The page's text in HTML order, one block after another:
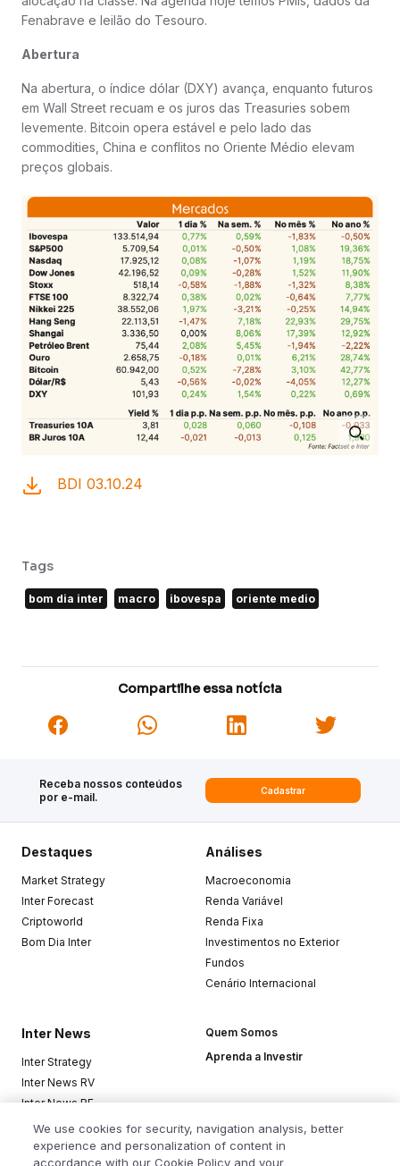
Fenabrave e leilão do Tesouro.
Abertura
Na abertura, o índice dólar (DXY) avança, enquanto futuros
em Wall Street recuam e os juros das Treasuries sobem
levemente. Bitcoin opera estável e pelo lado das
commodities, China e conflitos no Oriente Médio elevam
preços globais.
BDI 03.10.24
Tags
bom dia inter macro ibovespa oriente medio
Compartilhe essa notícia
Receba nossos conteúdos
por e-mail.
Cadastrar
Destaques
Market Strategy
Inter Forecast
Criptoworld
Bom Dia Inter
Análises
Macroeconomia
Renda Variável
Renda Fixa
Investimentos no Exterior
Fundos
Cenário Internacional
Inter News
Inter Strategy
Inter News RV
Inter News RF
Top Funds
Quem Somos
Aprenda a Investir
We use cookies for security, navigation analysis, better
experience and personalization of content in
accordance with our Cookie Policy and your